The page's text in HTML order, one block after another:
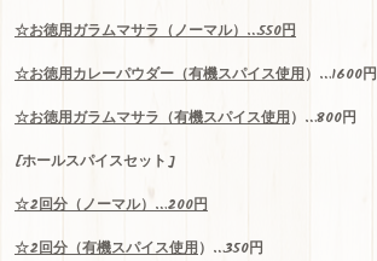
☆お徳用ガラムマサラ（ノーマル）…550円
☆お徳用カレーパウダー（有機スパイス使用）…1600円
☆お徳用ガラムマサラ（有機スパイス使用）…800円
[ホールスパイスセット]
☆2回分（ノーマル） …200円
☆2回分（有機スパイス使用）…350円